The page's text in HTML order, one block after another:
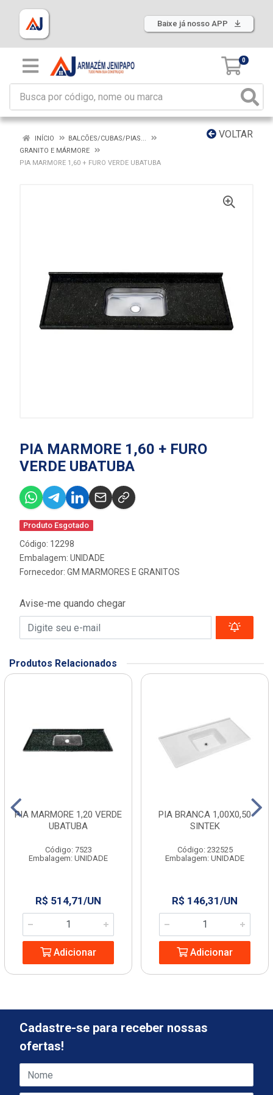
Baixe já nosso APP
0
VOLTAR
INÍCIO
BALCÕES/CUBAS/PIAS...
GRANITO E MÁRMORE
PIA MARMORE 1,60 + FURO VERDE UBATUBA
PIA MARMORE 1,60 + FURO
VERDE UBATUBA
Produto Esgotado
Código: 12298
Embalagem: UNIDADE
Fornecedor: GM MARMORES E GRANITOS
Avise-me quando chegar
Produtos Relacionados
PIA MARMORE 1,20 VERDE
UBATUBA
Código: 7523
Embalagem: UNIDADE
R$ 514,71/UN
Adicionar
PIA BRANCA 1,00X0,50
SINTEK
Código: 232525
Embalagem: UNIDADE
R$ 146,31/UN
Adicionar
Cadastre-se para receber nossas
ofertas!